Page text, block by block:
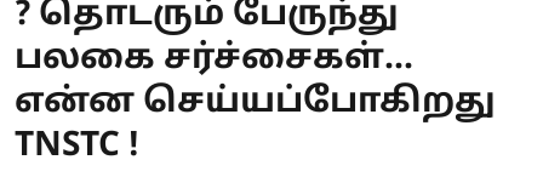
? தொடரும் பேருந்து
பலகை சர்ச்சைகள்...
என்ன செய்யப்போகிறது
TNSTC !